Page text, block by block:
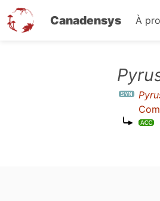
Canadensys À